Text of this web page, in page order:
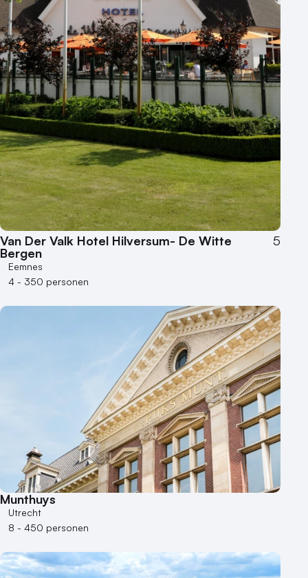
Buitenlocatie
Duurzame locatie
Groene locatie
Heisessie
Hotel
Hybride events
Industriële locatie
Kasteel en landgoed
Kleine / intieme locatie
Locaties aan zee
Museum
Theater
Varende locatie
Van Der Valk Hotel Hilversum- De Witte
Bergen
5
Eemnes
4 - 350 personen
Munthuys
Utrecht
8 - 450 personen